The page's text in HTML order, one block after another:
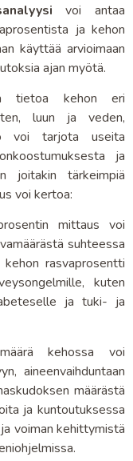
voi antaa
ja kehon
käyttää arvioimaan
ajan myötä.
tietoa kehon eri
luun ja veden,
voi tarjota useita
ja
joitakin tärkeimpiä
voi kertoa:
mittaus voi
suhteessa
rasvaprosentti
kuten
ja tuki- ja
kehossa voi
aineenvaihduntaan
määrästä
ja kuntoutuksessa
voiman kehittymistä